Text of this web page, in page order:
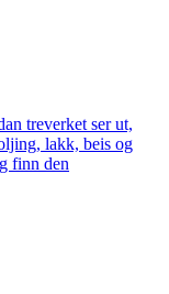
treverket ser ut,
lakk, beis og
finn den